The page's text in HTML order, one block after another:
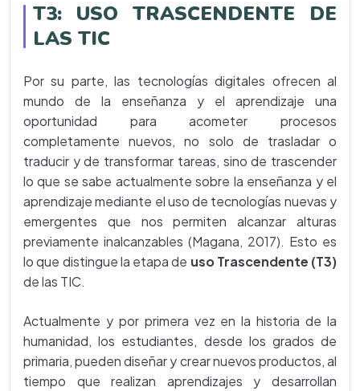
T3: USO TRASCENDENTE DE
LAS TIC
Por su parte, las tecnologías digitales ofrecen al
mundo de la enseñanza y el aprendizaje una
oportunidad para acometer procesos
completamente nuevos, no solo de trasladar o
traducir y de transformar tareas, sino de trascender
lo que se sabe actualmente sobre la enseñanza y el
aprendizaje mediante el uso de tecnologías nuevas y
emergentes que nos permiten alcanzar alturas
previamente inalcanzables (Magana, 2017). Esto es
lo que distingue la etapa de uso Trascendente (T3)
de las TIC.
Actualmente y por primera vez en la historia de la
humanidad, los estudiantes, desde los grados de
primaria, pueden diseñar y crear nuevos productos, al
tiempo que realizan aprendizajes y desarrollan